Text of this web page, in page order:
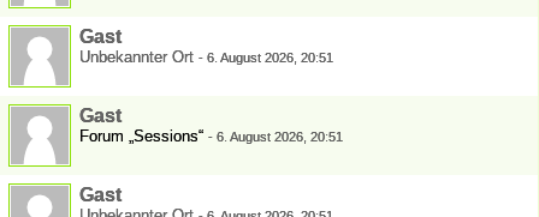
Gast
Unbekannter Ort - 6. August 2026, 20:51
Gast
Forum „Sessions“ - 6. August 2026, 20:51
Gast